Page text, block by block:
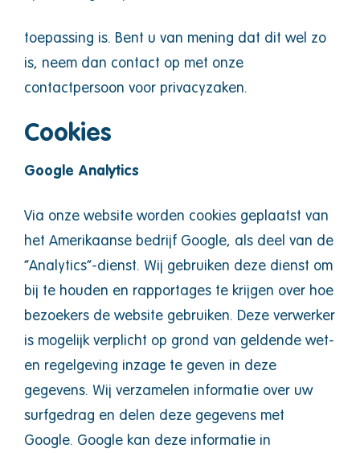
toepassing is. Bent u van mening dat dit wel zo
is, neem dan contact op met onze
contactpersoon voor privacyzaken.
Cookies
Google Analytics
Via onze website worden cookies geplaatst van
het Amerikaanse bedrijf Google, als deel van de
“Analytics”-dienst. Wij gebruiken deze dienst om
bij te houden en rapportages te krijgen over hoe
bezoekers de website gebruiken. Deze verwerker
is mogelijk verplicht op grond van geldende wet-
en regelgeving inzage te geven in deze
gegevens. Wij verzamelen informatie over uw
surfgedrag en delen deze gegevens met
Google. Google kan deze informatie in